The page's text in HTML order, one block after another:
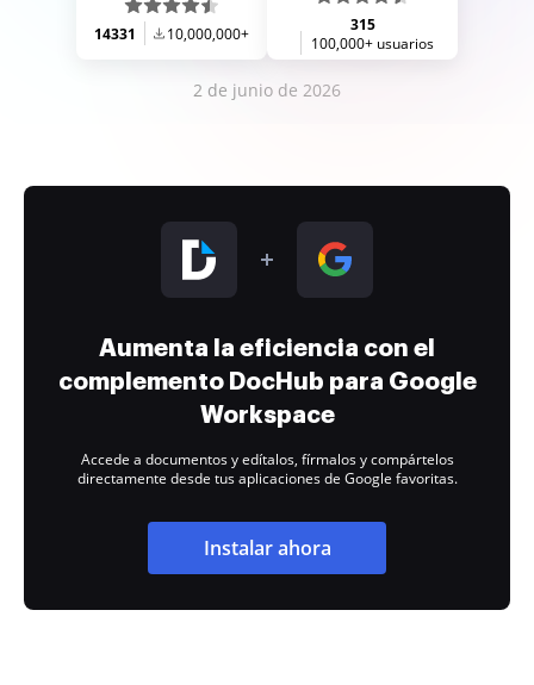
14331 10,000,000+
315
100,000+ usuarios
2 de junio de 2026
Aumenta la eficiencia con el
complemento DocHub para Google
Workspace
Accede a documentos y edítalos, fírmalos y compártelos
directamente desde tus aplicaciones de Google favoritas.
Instalar ahora